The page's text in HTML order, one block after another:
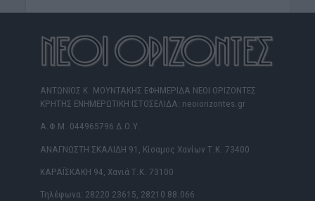
ΑΝΤΩΝΙΟΣ Κ. ΜΟΥΝΤΑΚΗΣ ΕΦΗΜΕΡΙΔΑ ΝΕΟΙ ΟΡΙΖΟΝΤΕΣ
ΚΡΗΤΗΣ ΕΝΗΜΕΡΩΤΙΚΗ ΙΣΤΟΣΕΛΙΔΑ: neoiorizontes.gr
Α.Φ.Μ. 044965796 Δ.Ο.Υ.
ΑΝΑΓΝΩΣΤΗ ΣΚΑΛΙΔΗ 91, Κίσαμος Χανίων Τ.Κ. 73400
ΚΑΡΑΪΣΚΑΚΗ 94, Χανιά Τ.Κ. 73100
Τηλέφωνα: 28220 23615, 28210 88.066